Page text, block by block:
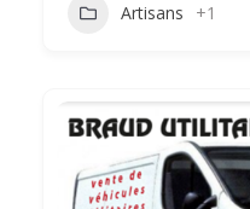
Artisans +1